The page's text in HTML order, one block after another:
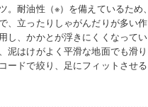
耐油性（※）を備えているため、
、立ったりしゃがんだりが多い作
し、かかとが浮きにくくなってい
泥はけがよく平滑な地面でも滑り
ードで絞り、足にフィットさせる